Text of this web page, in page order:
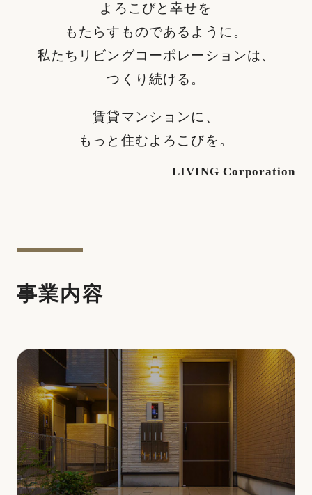
よろこびと幸せを
もたらすものであるように。
私たちリビングコーポレーションは、
つくり続ける。
賃貸マンションに、
もっと住むよろこびを。
LIVING Corporation
事業内容